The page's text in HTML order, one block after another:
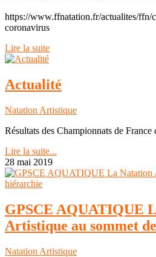
https://www.ffnatation.fr/actualites/ffn/
coronavirus
Lire la suite
Actualité
Natation Artistique
Résultats des Championnats de
Lire la suite...
28 mai 2019
GPSCE AQUATIQUE
Artistique au sommet
Natation Artistique